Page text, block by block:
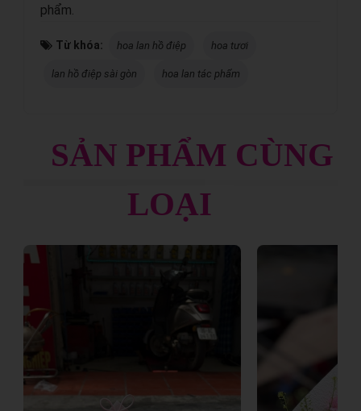
phẩm.
Từ khóa: hoa lan hồ điệp hoa tươi
lan hồ điệp sài gòn hoa lan tác phẩm
SẢN PHẨM CÙNG
LOẠI